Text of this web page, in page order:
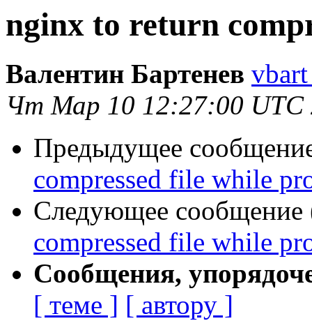
nginx to return
Валентин Бартенев
Чт Мар 10 12:27:00 UTC
Предыдущее
compressed file while
Следующее сообщение
compressed file while
Сообщения,
[ теме ] [ автору ]